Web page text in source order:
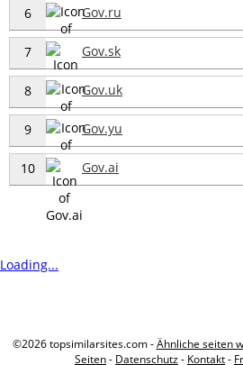
6 Gov.ru
7 Gov.sk
8 Gov.uk
9 Gov.yu
10 Gov.ai
Loading...
©2026 topsimilarsites.com -Ähnliche seiten
Seiten- Datenschutz- Kontakt-